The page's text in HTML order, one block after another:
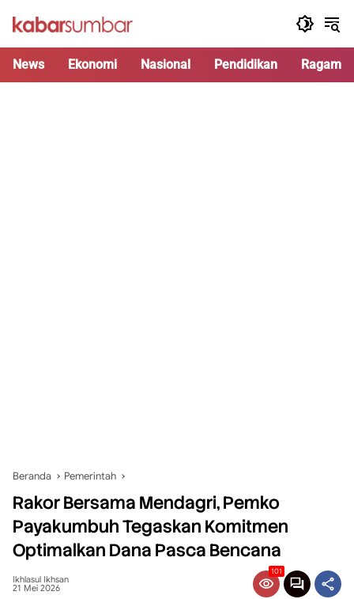
News Ekonomi Nasional Pendidikan Ragam
Beranda Pemerintah
Rakor Bersama Mendagri, Pemko
Payakumbuh Tegaskan Komitmen
Optimalkan Dana Pasca Bencana
Ikhlasul Ikhsan
21 Mei 2026
101